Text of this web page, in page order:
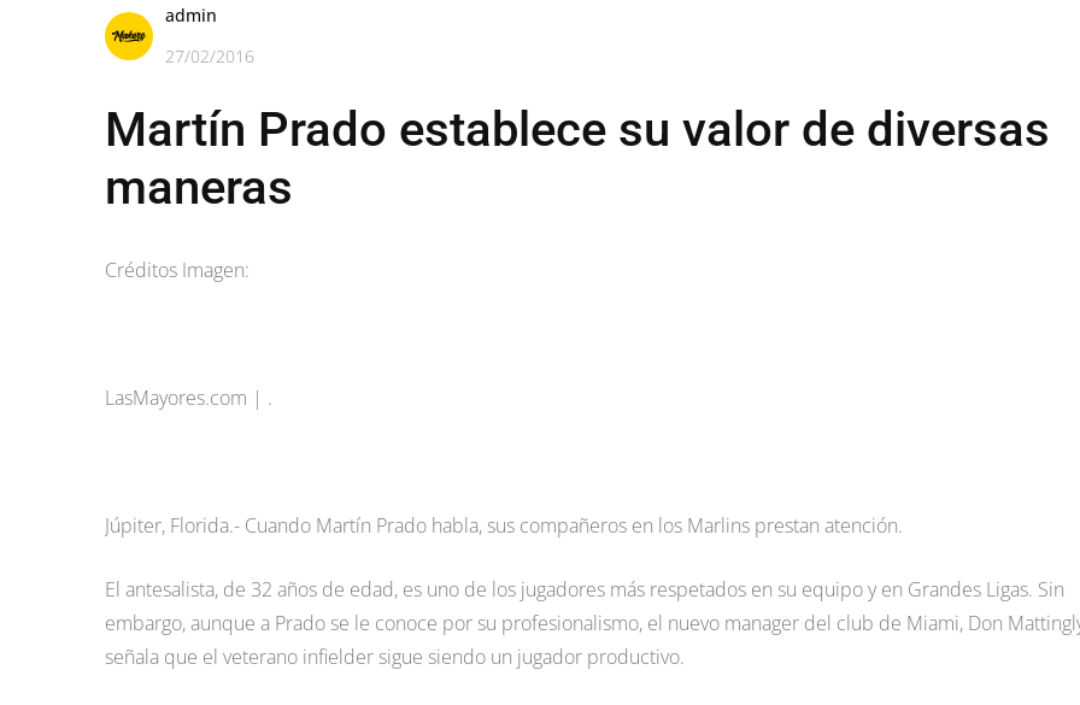
admin
27/02/2016
Martín Prado establece su valor de diversas
maneras
Créditos Imagen:
LasMayores.com | .
Júpiter, Florida.- Cuando Martín Prado habla, sus compañeros en los Marlins prestan atención.
El antesalista, de 32 años de edad, es uno de los jugadores más respetados en su equipo y en Grandes Ligas. Sin
embargo, aunque a Prado se le conoce por su profesionalismo, el nuevo manager del club de Miami, Don
señala que el veterano infielder sigue siendo un jugador productivo.